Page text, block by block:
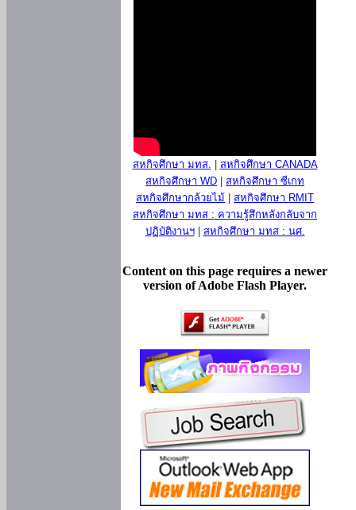
สหกิจศึกษา มทส.
สหกิจศึกษา CANADA
สหกิจศึกษา WD
สหกิจศึกษา ซีเกท
สหกิจศึกษากล้วยไม้
สหกิจศึกษา RMIT
สหกิจศึกษา มทส : ความรู้สึกหลังกลับจาก
ปฏิบัติงานฯ| สหกิจศึกษา มทส : นศ.
Content on this page requires a newer
version of Adobe Flash Player.